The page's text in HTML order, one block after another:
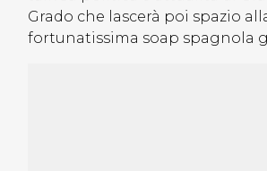
Grado che lascerà poi spazio
fortunatissima soap spagnola